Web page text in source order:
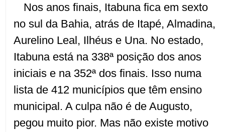
Nos anos finais, Itabuna fica em sexto
no sul da Bahia, atrás de Itapé, Almadina,
Aurelino Leal, Ilhéus e Una. No estado,
Itabuna está na 338ª posição dos anos
iniciais e na 352ª dos finais. Isso numa
lista de 412 municípios que têm ensino
municipal. A culpa não é de Augusto,
pegou muito pior. Mas não existe motivo